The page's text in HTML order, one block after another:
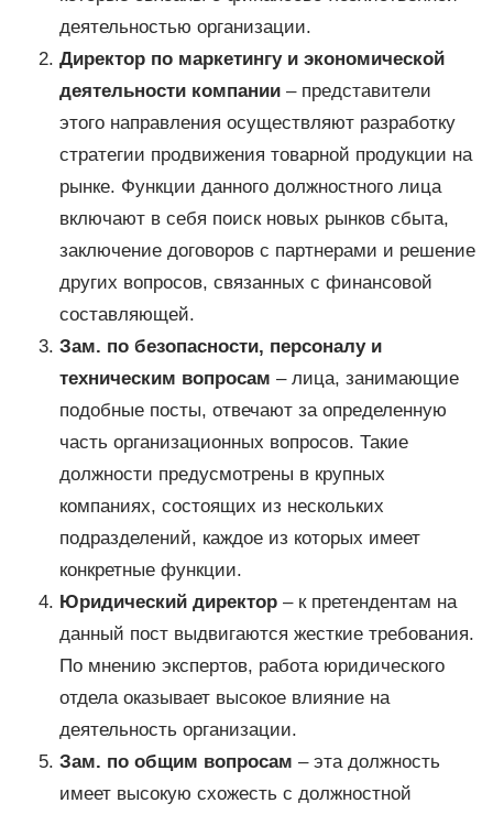
деятельностью организации.
Директор по маркетингу и экономической
деятельности компании– представители
этого направления осуществляют разработку
стратегии продвижения товарной продукции на
рынке. Функции данного должностного лица
включают в себя поиск новых рынков сбыта,
заключение договоров с партнерами и решение
других вопросов, связанных с финансовой
составляющей.
Зам. по безопасности, персоналу и
техническим вопросам – лица, занимающие
подобные посты, отвечают за определенную
часть организационных вопросов. Такие
должности предусмотрены в крупных
компаниях, состоящих из нескольких
подразделений, каждое из которых имеет
конкретные функции.
Юридический директор– к претендентам на
данный пост выдвигаются жесткие требования.
По мнению экспертов, работа юридического
отдела оказывает высокое влияние на
деятельность организации.
Зам. по общим вопросам – эта должность
имеет высокую схожесть с должностной